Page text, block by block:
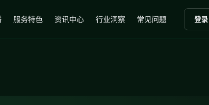
服务特色 资讯中心 行业洞察 常见问题 登录